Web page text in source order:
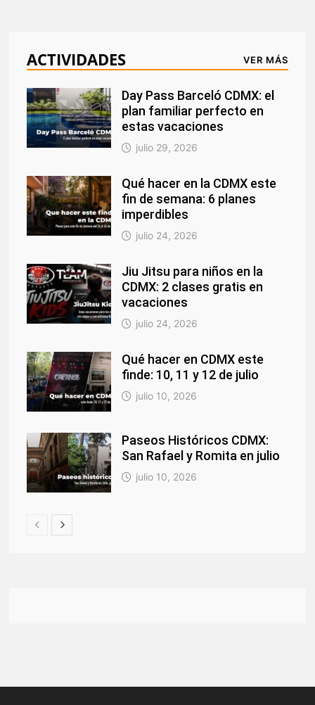
ACTIVIDADES VER MÁS
Day Pass Barceló CDMX: el
plan familiar perfecto en
estas vacaciones
julio 29, 2026
Qué hacer en la CDMX este
fin de semana: 6 planes
imperdibles
julio 24, 2026
Jiu Jitsu para niños en la
CDMX: 2 clases gratis en
vacaciones
julio 24, 2026
Qué hacer en CDMX este
finde: 10, 11 y 12 de julio
julio 10, 2026
Paseos Históricos CDMX:
San Rafael y Romita en julio
julio 10, 2026